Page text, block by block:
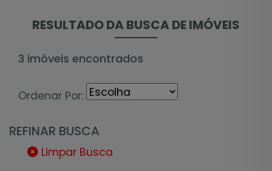
RESULTADO DA BUSCA DE IMÓVEIS
3 imóveis encontrados
Ordenar Por:
REFINAR BUSCA
Limpar Busca